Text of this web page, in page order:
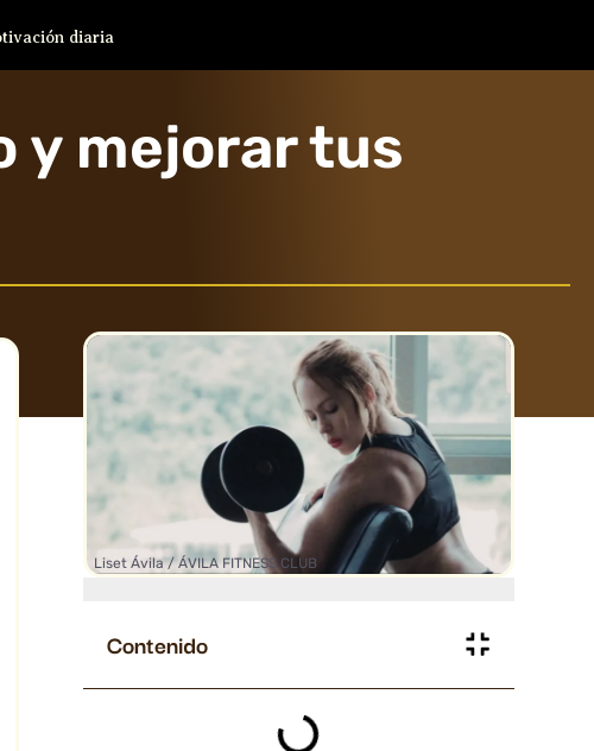
diaria
y mejorar tus
Liset Ávila / ÁVILA FITNESS CLUB
Contenido